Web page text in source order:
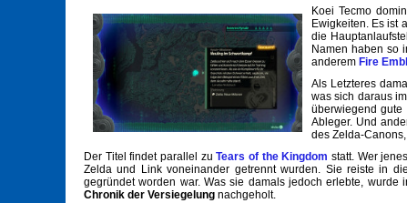
Koei Tecmo
Ewigkeiten. Es ist
die
Namen haben so
anderem Fire
Als Letzteres
was sich daraus
überwiegend gute
Ableger. Und
des Zelda-
Der Titel findet parallel zuTears of the Kingdom statt. Wer
Zelda und Link voneinander getrennt wurden. Sie reiste in
gegründet worden war. Was sie damals jedoch erlebte, wurde
Chronik der Versiegelung nachgeholt.